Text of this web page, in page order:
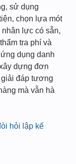
sử dụng
chọn lựa mót
nhân lực có sẵn,
tra phí và
dụng danh
dựng đơn
giải đáp tương
mà vẫn hà
hỏi lập kế